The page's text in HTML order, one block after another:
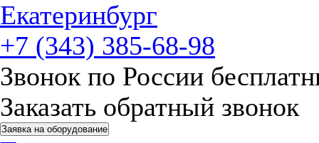
Екатеринбург
+7 (343) 385-68-98
Звонок по России
Заказать обратный звонок
Заявка на оборудование